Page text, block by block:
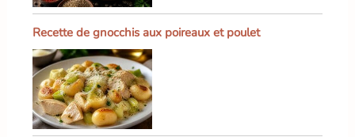
Recette de gnocchis aux poireaux et poulet